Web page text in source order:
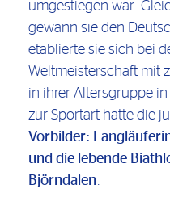
umgestiegen war.
gewann sie den
etablierte sie sich bei
Weltmeisterschaft mit
in ihrer Altersgruppe
zur Sportart hatte die
Vorbilder:
und die lebende
Björndalen